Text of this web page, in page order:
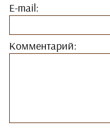
E-mail:
Комментарий: